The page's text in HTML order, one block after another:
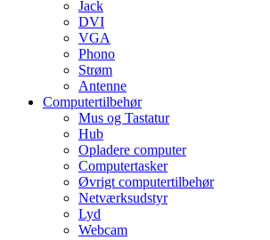
Jack
DVI
VGA
Phono
Strøm
Antenne
Computertilbehør
Mus og Tastatur
Hub
Opladere computer
Computertasker
Øvrigt computertilbehør
Netværksudstyr
Lyd
Webcam